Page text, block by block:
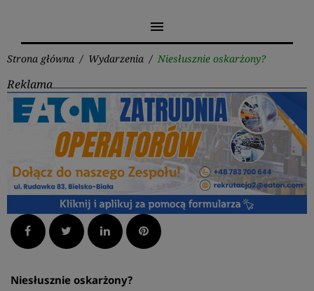
menu
Strona główna / Wydarzenia / Niesłusznie oskarżony?
Reklama
Facebook Twitter LinkedInPinterest
Niesłusznie oskarżony?